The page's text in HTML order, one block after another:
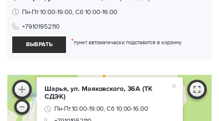
Пн-Пт 10:00-19:00, Сб 10:00-16:00
+79101952110
ВЫБРАТЬ *пункт автоматически подставится в корзину
×
Шарья, ул. Маяковского, 36А (ТК
СДЭК)
Пн-Пт 10:00-19:00, Сб 10:00-16:00